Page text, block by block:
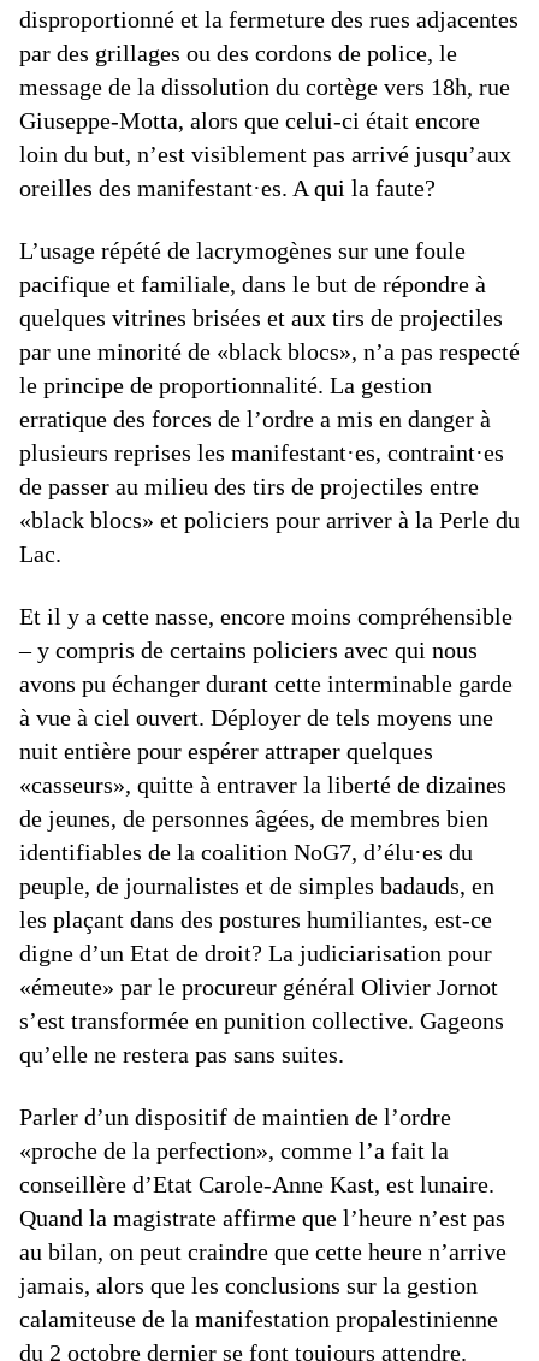
disproportionné et la fermeture des rues adjacentes
par des grillages ou des cordons de police, le
message de la dissolution du cortège vers 18h, rue
Giuseppe-Motta, alors que celui-ci était encore
loin du but, n’est visiblement pas arrivé jusqu’aux
oreilles des manifestant·es. A qui la faute?
L’usage répété de lacrymogènes sur une foule
pacifique et familiale, dans le but de répondre à
quelques vitrines brisées et aux tirs de projectiles
par une minorité de «black blocs», n’a pas respecté
le principe de proportionnalité. La gestion
erratique des forces de l’ordre a mis en danger à
plusieurs reprises les manifestant·es, contraint·es
de passer au milieu des tirs de projectiles entre
«black blocs» et policiers pour arriver à la Perle du
Lac.
Et il y a cette nasse, encore moins compréhensible
– y compris de certains policiers avec qui nous
avons pu échanger durant cette interminable garde
à vue à ciel ouvert. Déployer de tels moyens une
nuit entière pour espérer attraper quelques
«casseurs», quitte à entraver la liberté de dizaines
de jeunes, de personnes âgées, de membres bien
identifiables de la coalition NoG7, d’élu·es du
peuple, de journalistes et de simples badauds, en
les plaçant dans des postures humiliantes, est-ce
digne d’un Etat de droit? La judiciarisation pour
«émeute» par le procureur général Olivier Jornot
s’est transformée en punition collective. Gageons
qu’elle ne restera pas sans suites.
Parler d’un dispositif de maintien de l’ordre
«proche de la perfection», comme l’a fait la
conseillère d’Etat Carole-Anne Kast, est lunaire.
Quand la magistrate affirme que l’heure n’est pas
au bilan, on peut craindre que cette heure n’arrive
jamais, alors que les conclusions sur la gestion
calamiteuse de la manifestation propalestinienne
du 2 octobre dernier se font toujours attendre.